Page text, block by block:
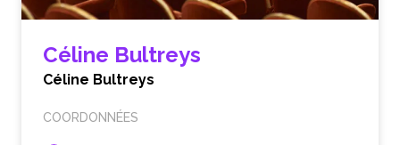
Céline Bultreys
Céline Bultreys
COORDONNÉES